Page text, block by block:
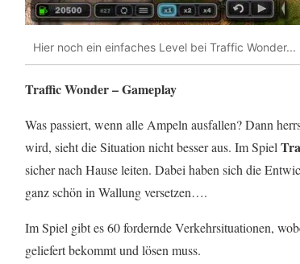
Hier noch ein einfaches Level bei Traffic Wonder...
Traffic Wonder – Gameplay
Was passiert, wenn alle Ampeln ausfallen? Dann
wird, sieht die Situation nicht besser aus. Im Spiel
sicher nach Hause leiten. Dabei haben sich die
ganz schön in Wallung versetzen….
Im Spiel gibt es 60 fordernde Verkehrsituationen,
geliefert bekommt und lösen muss.